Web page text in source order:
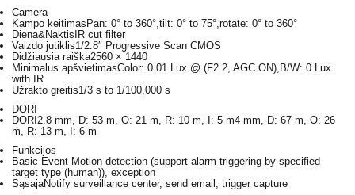
Camera
Kampo keitimasPan: 0° to 360°,tilt: 0° to 75°,rotate: 0° to 360°
Diena&NaktisIR cut filter
Vaizdo jutiklis1/2.8″ Progressive Scan CMOS
Didžiausia raiška2560 × 1440
Minimalus apšvietimasColor: 0.01 Lux @ (F2.2, AGC ON),B/W: 0 Lux
with IR
Užrakto greitis1/3 s to 1/100,000 s
DORI
DORI2.8 mm, D: 53 m, O: 21 m, R: 10 m, I: 5 m4 mm, D: 67 m, O: 26
m, R: 13 m, I: 6 m
Funkcijos
Basic Event Motion detection (support alarm triggering by specified
target type (human)), exception
SąsajaNotify surveillance center, send email, trigger capture